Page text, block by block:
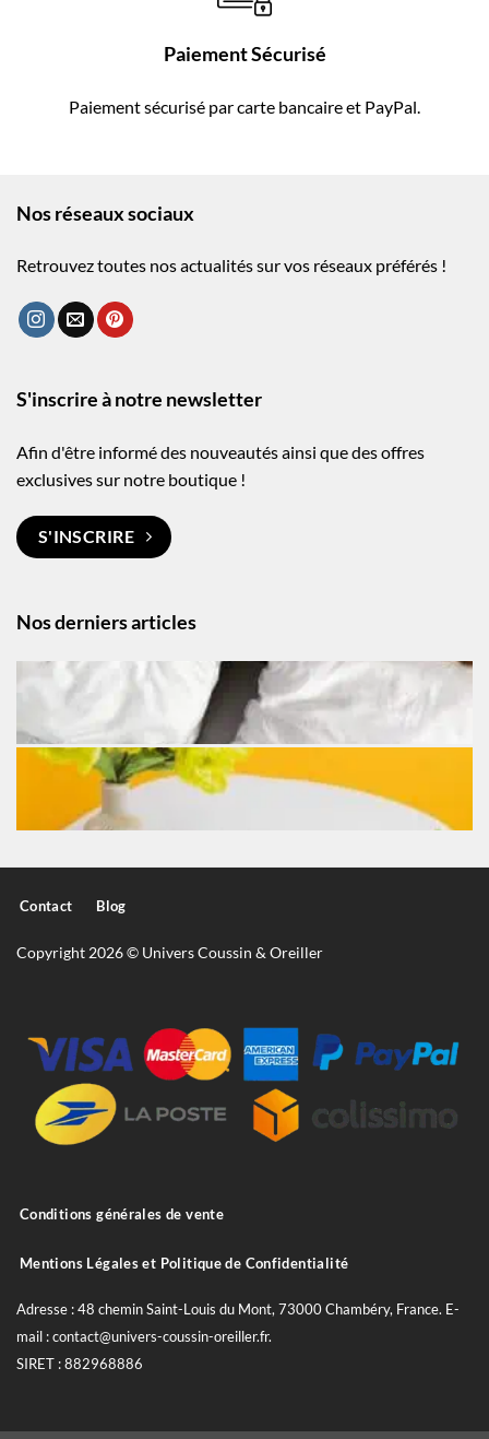
Paiement Sécurisé
Paiement sécurisé par carte bancaire et PayPal.
Nos réseaux sociaux
Retrouvez toutes nos actualités sur vos réseaux préférés !
Nos derniers articles
S'inscrire à notre newsletter
Afin d'être informé des nouveautés ainsi que des offres
exclusives sur notre boutique !
S'INSCRIRE
Contact Blog
Copyright 2026 © Univers Coussin & Oreiller
Conditions générales de vente
Mentions Légales et Politique de Confidentialité
Adresse : 48 chemin Saint-Louis du Mont, 73000 Chambéry, France. E-
mail : contact@univers-coussin-oreiller.fr.
SIRET : 882968886